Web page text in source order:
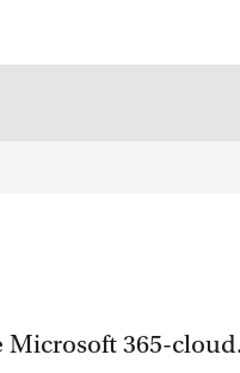
Microsoft 365-